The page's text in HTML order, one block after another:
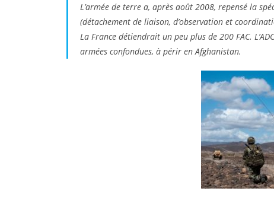
L’armée de terre a, après août 2008, repensé la
(détachement de liaison, d’observation et
La France détiendrait un peu plus de 200 FAC.
armées confondues, à périr en Afghanistan.